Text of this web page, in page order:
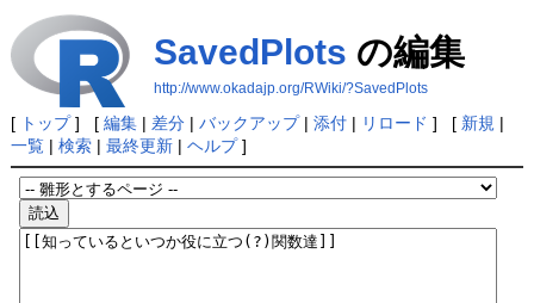
SavedPlots の編集
http://www.okadajp.org/RWiki/?SavedPlots
[ トップ] [ 編集| 差分| バックアップ| 添付| リロード ] [ 新規 |
一覧| 検索| 最終更新| ヘルプ]